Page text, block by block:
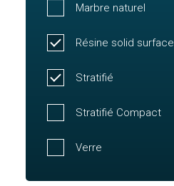
Marbre naturel
Résine solid surface
Stratifié
Stratifié Compact
Verre